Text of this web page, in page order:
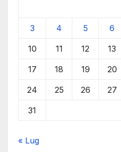
3 4 5 6
10 11 12 13
17 18 19 20
24 25 26 27
31
« Lug